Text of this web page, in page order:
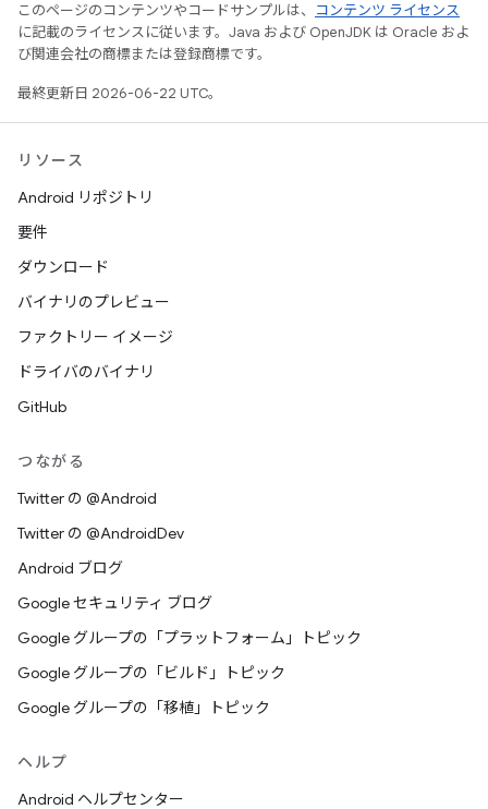
このページのコンテンツやコードサンプルは、
コンテンツ ライセンス
に記載のライセンスに従います。Java および OpenJDK は Oracle およ
び関連会社の商標または登録商標です。
最終更新日 2026-06-22 UTC。
リソース
Android リポジトリ
要件
ダウンロード
バイナリのプレビュー
ファクトリー イメージ
ドライバのバイナリ
GitHub
つながる
Twitter の @Android
Twitter の @AndroidDev
Android ブログ
Google セキュリティ ブログ
Google グループの「プラットフォーム」トピック
Google グループの「ビルド」トピック
Google グループの「移植」トピック
ヘルプ
Android ヘルプセンター